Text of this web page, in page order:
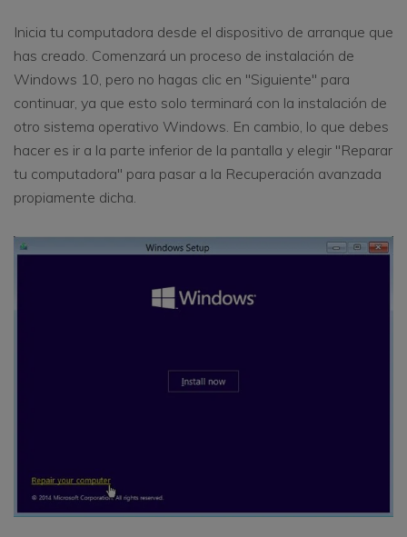
Inicia tu computadora desde el dispositivo de arranque que
has creado. Comenzará un proceso de instalación de
Windows 10, pero no hagas clic en "Siguiente" para
continuar, ya que esto solo terminará con la instalación de
otro sistema operativo Windows. En cambio, lo que debes
hacer es ir a la parte inferior de la pantalla y elegir "Reparar
tu computadora" para pasar a la Recuperación avanzada
propiamente dicha.